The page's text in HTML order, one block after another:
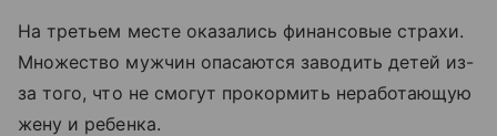
На третьем месте оказались финансовые страхи.
Множество мужчин опасаются заводить детей из-
за того, что не смогут прокормить неработающую
жену и ребенка.